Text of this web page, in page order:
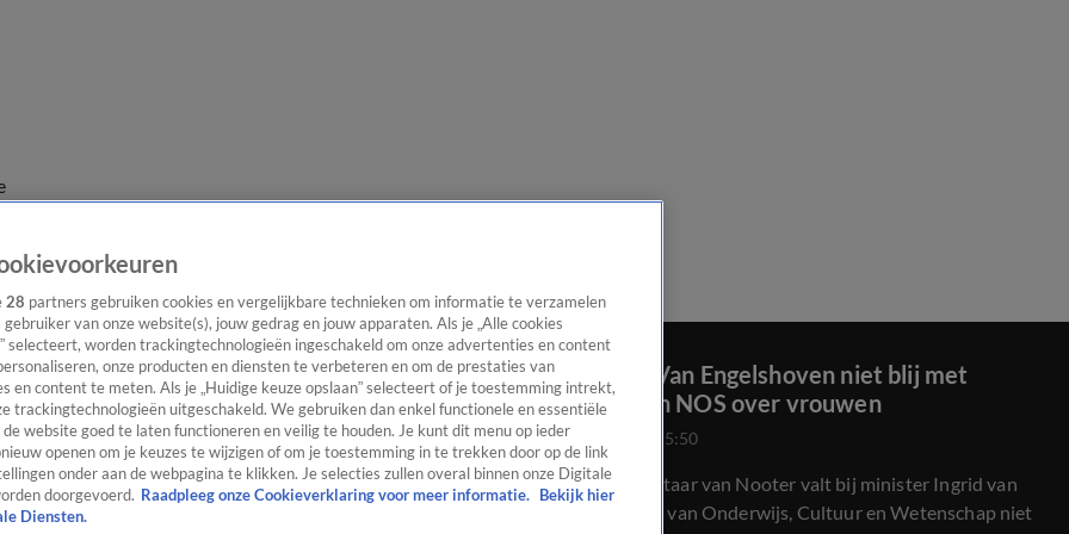
Minister Van Engelshoven niet blij met
uitspraken NOS over vrouwen
24 juli 2020, 15:50
Het commentaar van Nooter valt bij minister Ingrid van
Engelshoven van Onderwijs, Cultuur en Wetenschap niet
28 partners gebruiken cookies en vergelijkbare technieken om informatie te verzamelen
gebruiker van onze website(s), jouw gedrag en jouw apparaten. Als je „Alle cookies
selecteert, worden trackingtechnologieën ingeschakeld om onze advertenties en content
onze producten en diensten te verbeteren en om de prestaties van
en content te meten. Als je „Huidige keuze opslaan” selecteert of je toestemming intrekt,
trackingtechnologieën uitgeschakeld. We gebruiken dan enkel functionele en essentiële
de website goed te laten functioneren en veilig te houden. Je kunt dit menu op ieder
openen om je keuzes te wijzigen of om je toestemming in te trekken door op de link
onder aan de webpagina te klikken. Je selecties zullen overal binnen onze Digitale
doorgevoerd. Raadpleeg onze Cookieverklaring voor meer informatie.
Bekijk hier
Diensten.